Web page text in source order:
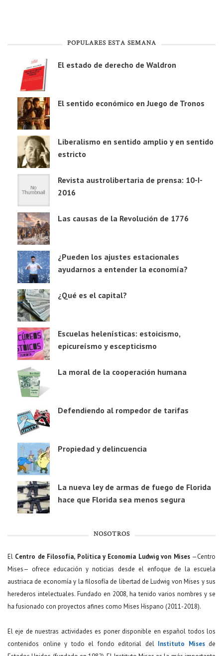
POPULARES ESTA SEMANA
El estado de derecho de Waldron
El sentido económico en Juego de Tronos
Liberalismo en sentido amplio y en sentido
estricto
Revista austrolibertaria de prensa: 10-I-
2016
Las causas de la Revolución de 1776
¿Pueden los ajustes estacionales
ayudarnos a entender la economía?
¿Qué es el capital?
Escuelas helenísticas: estoicismo,
epicureísmo y escepticismo
La moral de la cooperación humana
Defendiendo al rompedor de tarifas
Propiedad y delincuencia
La nueva ley de armas de fuego de Florida
hace que Florida sea menos segura
NOSOTROS
El Centro de Filosofía, Política y Economía Ludwig von Mises—Centro
Mises— ofrece educación y noticias desde el enfoque de la escuela
austriaca de economía y la filosofía de libertad de Ludwig von Mises y sus
herederos intelectuales. Fundado en 2008, ha tenido varios nombres y se
ha fusionado con proyectos afines como Mises Hispano (2011-2018).
El eje de nuestras actividades es poner disponible en español todos los
contenidos online y todo el fondo editorial del Instituto Misesde